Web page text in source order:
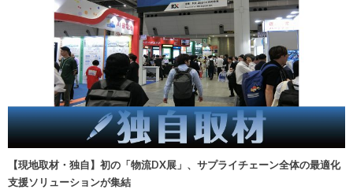
【現地取材・独自】初の「物流DX展」、サプライチェーン全体の最適化
支援ソリューションが集結